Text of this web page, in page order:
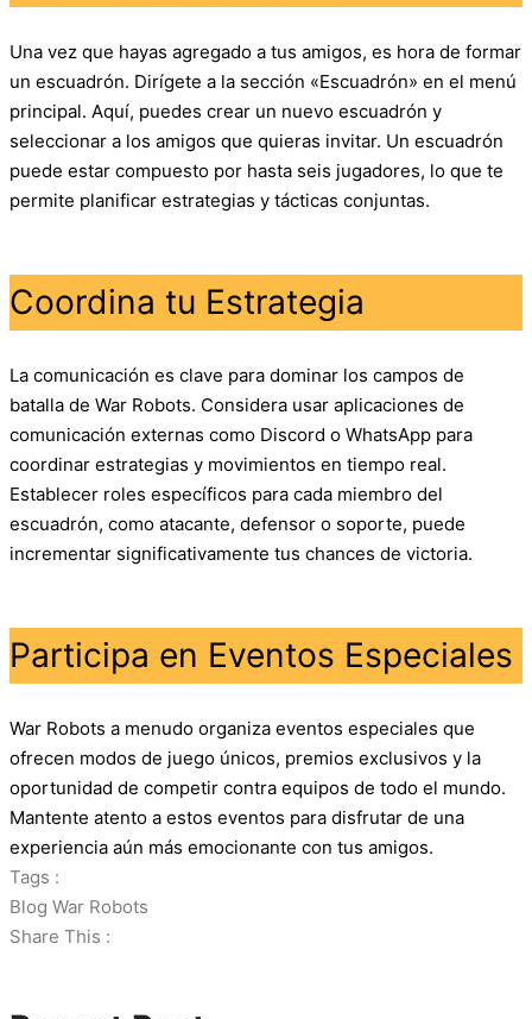
Una vez que hayas agregado a tus amigos, es hora de formar
un escuadrón. Dirígete a la sección «Escuadrón» en el menú
principal. Aquí, puedes crear un nuevo escuadrón y
seleccionar a los amigos que quieras invitar. Un escuadrón
puede estar compuesto por hasta seis jugadores, lo que te
permite planificar estrategias y tácticas conjuntas.
Coordina tu Estrategia
La comunicación es clave para dominar los campos de
batalla de War Robots. Considera usar aplicaciones de
comunicación externas como Discord o WhatsApp para
coordinar estrategias y movimientos en tiempo real.
Establecer roles específicos para cada miembro del
escuadrón, como atacante, defensor o soporte, puede
incrementar significativamente tus chances de victoria.
Participa en Eventos Especiales
War Robots a menudo organiza eventos especiales que
ofrecen modos de juego únicos, premios exclusivos y la
oportunidad de competir contra equipos de todo el mundo.
Mantente atento a estos eventos para disfrutar de una
experiencia aún más emocionante con tus amigos.
Tags :
Blog War Robots
Share This :